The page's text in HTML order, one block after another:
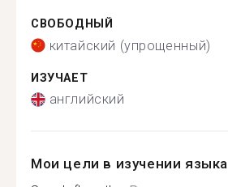
СВОБОДНЫЙ
китайский (упрощенный)
ИЗУЧАЕТ
английский
Мои цели в изучении языка